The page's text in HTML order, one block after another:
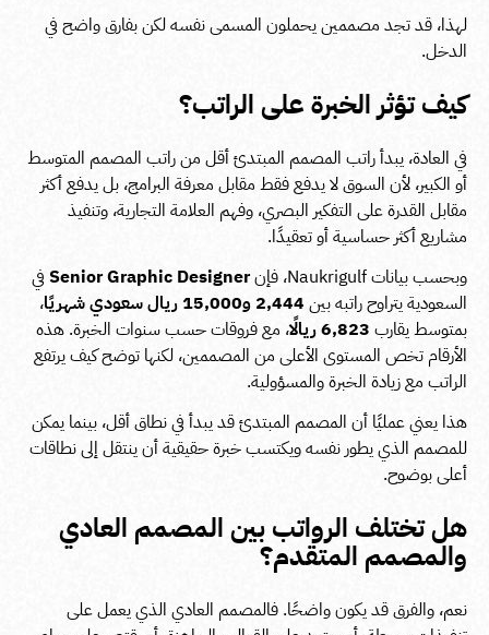
لهذا، قد تجد مصممين يحملون المسمى نفسه لكن بفارق واضح في
الدخل.
كيف تؤثر الخبرة على الراتب؟
في العادة، يبدأ راتب المصمم المبتدئ أقل من راتب المصمم المتوسط
أو الكبير، لأن السوق لا يدفع فقط مقابل معرفة البرامج، بل يدفع أكثر
مقابل القدرة على التفكير البصري، وفهم العلامة التجارية، وتنفيذ
مشاريع أكثر حساسية أو تعقيدًا.
وبحسب بيانات Naukrigulf، فإن
Senior Graphic Designer في
السعودية يتراوح راتبه بين 2,444 و15,000 ريال سعودي شهريًا
،
بمتوسط يقارب 6,823 ريالًا
، مع فروقات حسب سنوات الخبرة. هذه
الأرقام تخص المستوى الأعلى من المصممين، لكنها توضح كيف يرتفع
الراتب مع زيادة الخبرة والمسؤولية.
هذا يعني عمليًا أن المصمم المبتدئ قد يبدأ في نطاق أقل، بينما يمكن
للمصمم الذي يطور نفسه ويكتسب خبرة حقيقية أن ينتقل إلى نطاقات
أعلى بوضوح.
هل تختلف الرواتب بين المصمم العادي
والمصمم المتقدم؟
نعم، والفرق قد يكون واضحًا. فالمصمم العادي الذي يعمل على